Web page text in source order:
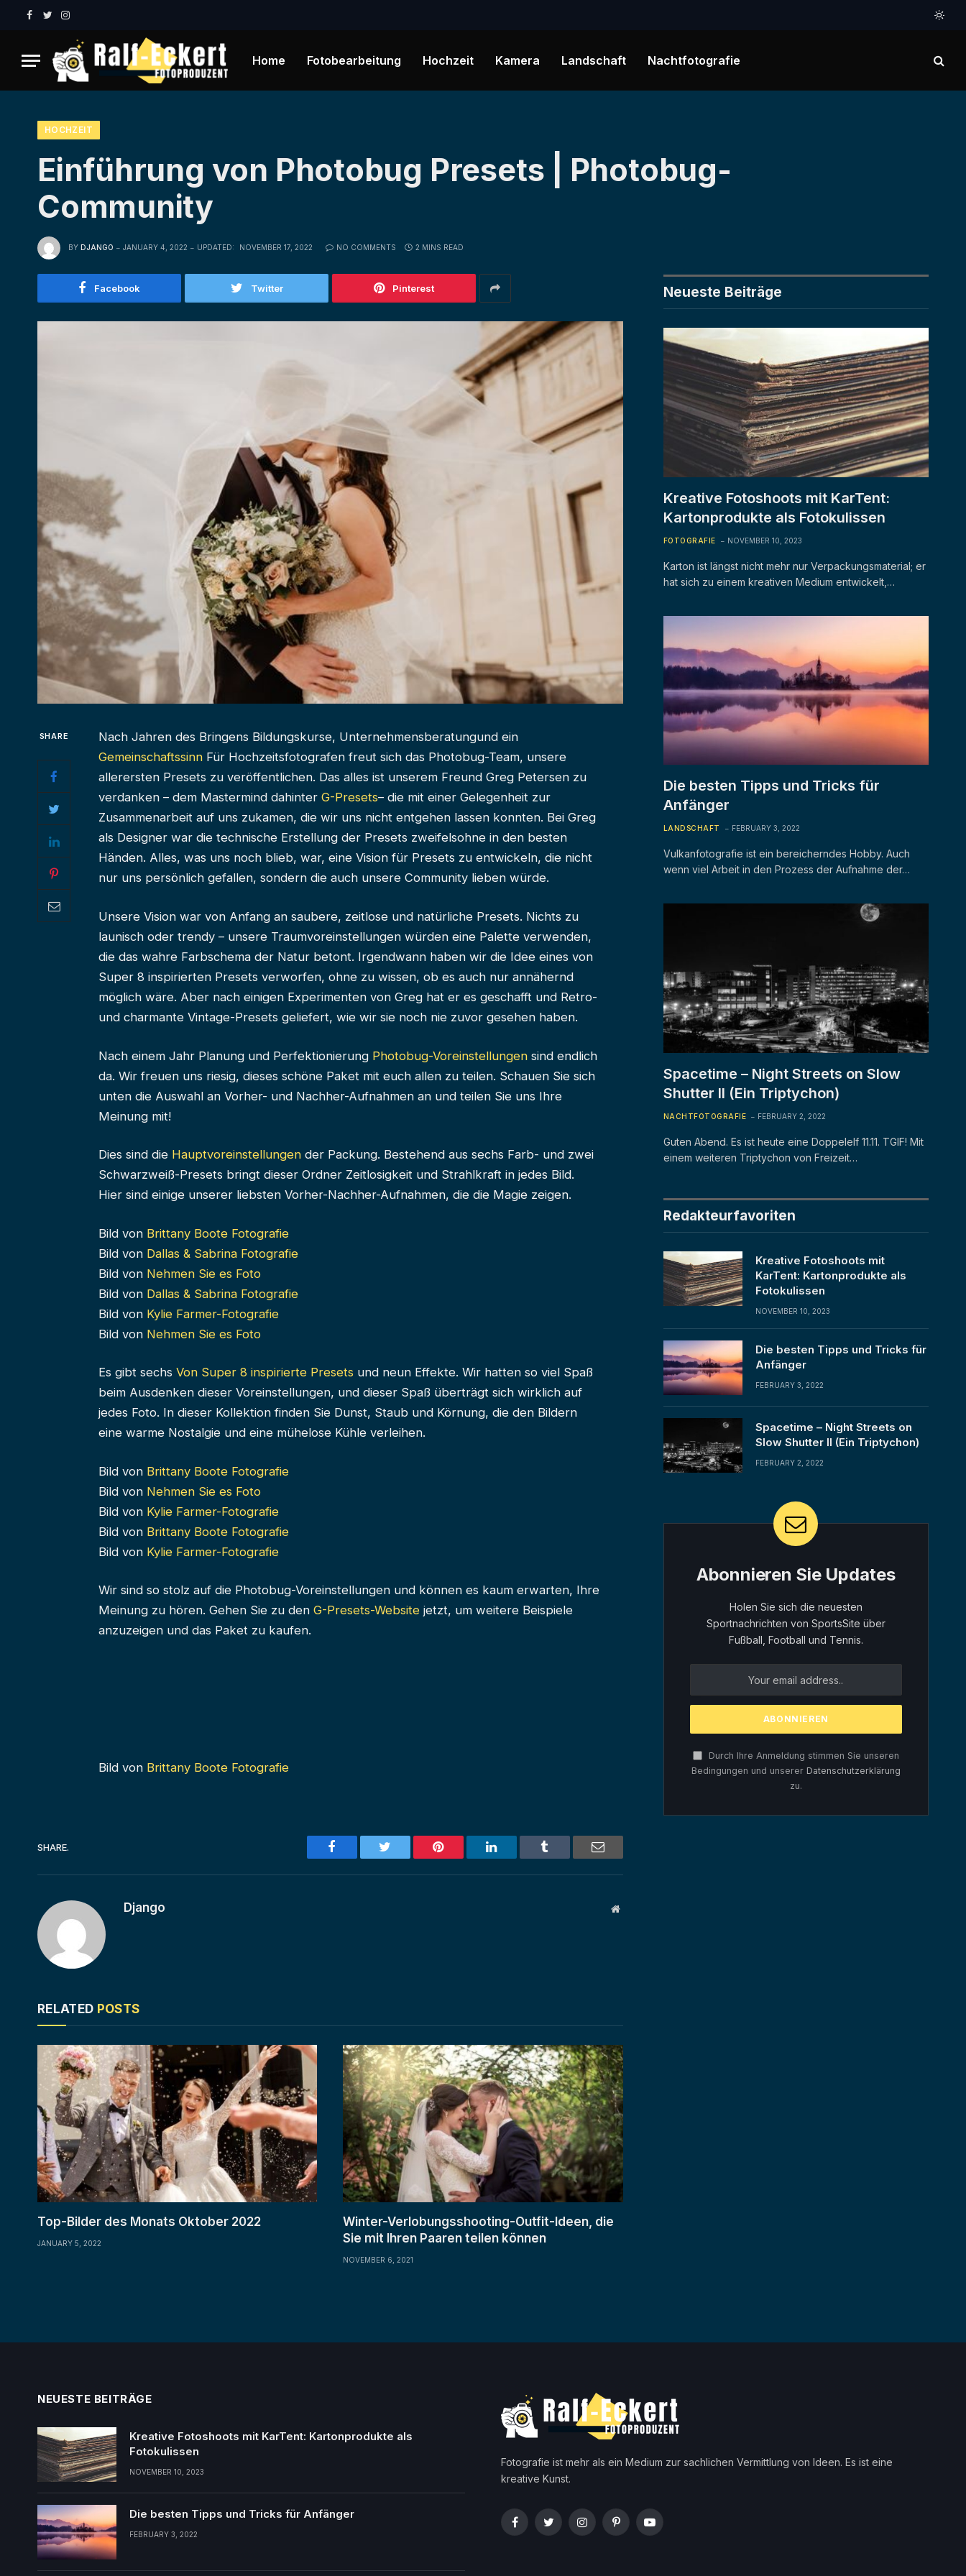
Facebook
TwitterInstagram
Home Fotobearbeitung Hochzeit Kamera Landschaft Nachtfotografie
HOCHZEIT
Einführung von Photobug Presets | Photobug-
Community
BY DJANGO JANUARY 4, 2022 UPDATED: NOVEMBER 17, 2022 NO COMMENTS 2 MINS READ
Facebook Twitter Pinterest
SHARE Nach Jahren des Bringens Bildungskurse, Unternehmensberatungund ein
GemeinschaftssinnFür Hochzeitsfotografen freut sich das Photobug-Team, unsere
allerersten Presets zu veröffentlichen. Das alles ist unserem Freund Greg Petersen zu
verdanken – dem Mastermind dahinter G-Presets– die mit einer Gelegenheit zur
Zusammenarbeit auf uns zukamen, die wir uns nicht entgehen lassen konnten. Bei Greg
als Designer war die technische Erstellung der Presets zweifelsohne in den besten
Händen. Alles, was uns noch blieb, war, eine Vision für Presets zu entwickeln, die nicht
nur uns persönlich gefallen, sondern die auch unsere Community lieben würde.
Unsere Vision war von Anfang an saubere, zeitlose und natürliche Presets. Nichts zu
launisch oder trendy – unsere Traumvoreinstellungen würden eine Palette verwenden,
die das wahre Farbschema der Natur betont. Irgendwann haben wir die Idee eines von
Super 8 inspirierten Presets verworfen, ohne zu wissen, ob es auch nur annähernd
möglich wäre. Aber nach einigen Experimenten von Greg hat er es geschafft und Retro-
und charmante Vintage-Presets geliefert, wie wir sie noch nie zuvor gesehen haben.
Nach einem Jahr Planung und Perfektionierung Photobug-Voreinstellungensind endlich
da. Wir freuen uns riesig, dieses schöne Paket mit euch allen zu teilen. Schauen Sie sich
unten die Auswahl an Vorher- und Nachher-Aufnahmen an und teilen Sie uns Ihre
Meinung mit!
Dies sind die Hauptvoreinstellungender Packung. Bestehend aus sechs Farb- und zwei
Schwarzweiß-Presets bringt dieser Ordner Zeitlosigkeit und Strahlkraft in jedes Bild.
Hier sind einige unserer liebsten Vorher-Nachher-Aufnahmen, die die Magie zeigen.
Bild von Brittany Boote Fotografie
Bild von Dallas & Sabrina Fotografie
Bild von Nehmen Sie es Foto
Bild von Dallas & Sabrina Fotografie
Bild von Kylie Farmer-Fotografie
Bild von Nehmen Sie es Foto
Es gibt sechs Von Super 8 inspirierte Presetsund neun Effekte. Wir hatten so viel Spaß
beim Ausdenken dieser Voreinstellungen, und dieser Spaß überträgt sich wirklich auf
jedes Foto. In dieser Kollektion finden Sie Dunst, Staub und Körnung, die den Bildern
eine warme Nostalgie und eine mühelose Kühle verleihen.
Bild von Brittany Boote Fotografie
Bild von Nehmen Sie es Foto
Bild von Kylie Farmer-Fotografie
Bild von Brittany Boote Fotografie
Bild von Kylie Farmer-Fotografie
Wir sind so stolz auf die Photobug-Voreinstellungen und können es kaum erwarten, Ihre
Meinung zu hören. Gehen Sie zu den G-Presets-Websitejetzt, um weitere Beispiele
anzuzeigen und das Paket zu kaufen.
Bild von Brittany Boote Fotografie
SHARE. Facebook Pinterest LinkedIn Email
Django Website
RELATED POSTS
Top-Bilder des Monats Oktober 2022
JANUARY 5, 2022
Winter-Verlobungsshooting-Outfit-Ideen, die
Sie mit Ihren Paaren teilen können
NOVEMBER 6, 2021
Neueste Beiträge
Kreative Fotoshoots mit KarTent:
Kartonprodukte als Fotokulissen
FOTOGRAFIE NOVEMBER 10, 2023
Karton ist längst nicht mehr nur Verpackungsmaterial; er
hat sich zu einem kreativen Medium entwickelt,…
Die besten Tipps und Tricks für
Anfänger
LANDSCHAFT FEBRUARY 3, 2022
Vulkanfotografie ist ein bereicherndes Hobby. Auch
wenn viel Arbeit in den Prozess der Aufnahme der…
Spacetime – Night Streets on Slow
Shutter II (Ein Triptychon)
NACHTFOTOGRAFIE FEBRUARY 2, 2022
Guten Abend. Es ist heute eine Doppelelf 11.11. TGIF! Mit
einem weiteren Triptychon von Freizeit…
Redakteurfavoriten
Kreative Fotoshoots mit
KarTent: Kartonprodukte als
Fotokulissen
NOVEMBER 10, 2023
Die besten Tipps und Tricks für
Anfänger
FEBRUARY 3, 2022
Spacetime – Night Streets on
Slow Shutter II (Ein Triptychon)
FEBRUARY 2, 2022
Abonnieren Sie Updates
Holen Sie sich die neuesten
Sportnachrichten von SportsSite über
Fußball, Football und Tennis.
Durch Ihre Anmeldung stimmen Sie unseren
Bedingungen und unserer Datenschutzerklärung
zu.
NEUESTE BEITRÄGE
Kreative Fotoshoots mit KarTent: Kartonprodukte als
Fotokulissen
NOVEMBER 10, 2023
Die besten Tipps und Tricks für Anfänger
FEBRUARY 3, 2022
Fotografie ist mehr als ein Medium zur sachlichen Vermittlung von Ideen. Es ist eine
kreative Kunst.
FacebookTwitterInstagramPinterestYouTube